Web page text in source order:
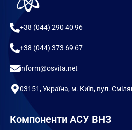
+38 (044) 290 40 96
+38 (044) 373 69 67
inform@osvita.net
03151, Україна, м. Київ, вул.
Компоненти АСУ ВНЗ